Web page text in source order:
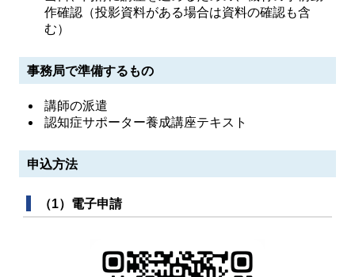
作確認（投影資料がある場合は資料の確認も含
む）
事務局で準備するもの
講師の派遣
認知症サポーター養成講座テキスト
申込方法
（1）電子申請